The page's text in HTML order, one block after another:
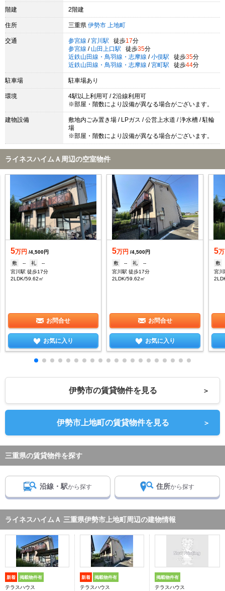
階建 2階建
住所 三重県 伊勢市 上地町
交通 参宮線 / 宮川駅 徒歩17分
参宮線 / 山田上口駅 徒歩35分
近鉄山田線・鳥羽線・志摩線 / 小俣駅 徒歩35分
近鉄山田線・鳥羽線・志摩線 / 宮町駅 徒歩44分
駐車場 駐車場あり
環境
4駅以上利用可 / 2沿線利用可
※部屋・階数により設備が異なる場合がございます。
建物設備
敷地内ごみ置き場 / LPガス / 公営上水道 / 浄水槽 / 駐輪
場
※部屋・階数により設備が異なる場合がございます。
ライネスハイムＡ周辺の空室物件
5万円 /4,500円
敷
-- 礼
--
宮川駅 徒歩17分
2LDK/59.62㎡
お問合せ
お気に入り
5万円 /4,500円
敷
-- 礼
--
宮川駅 徒歩17分
2LDK/59.62㎡
お問合せ
お気に入り
5
敷
宮
伊勢市の賃貸物件を見る ＞
伊勢市上地町の賃貸物件を見る ＞
三重県の賃貸物件を探す
沿線・駅から探す 住所から探す
ライネスハイムＡ 三重県伊勢市上地町周辺の建物情報
新着 掲載物件有
テラスハウス
新着 掲載物件有
テラスハウス
掲載物件有
テラスハウス